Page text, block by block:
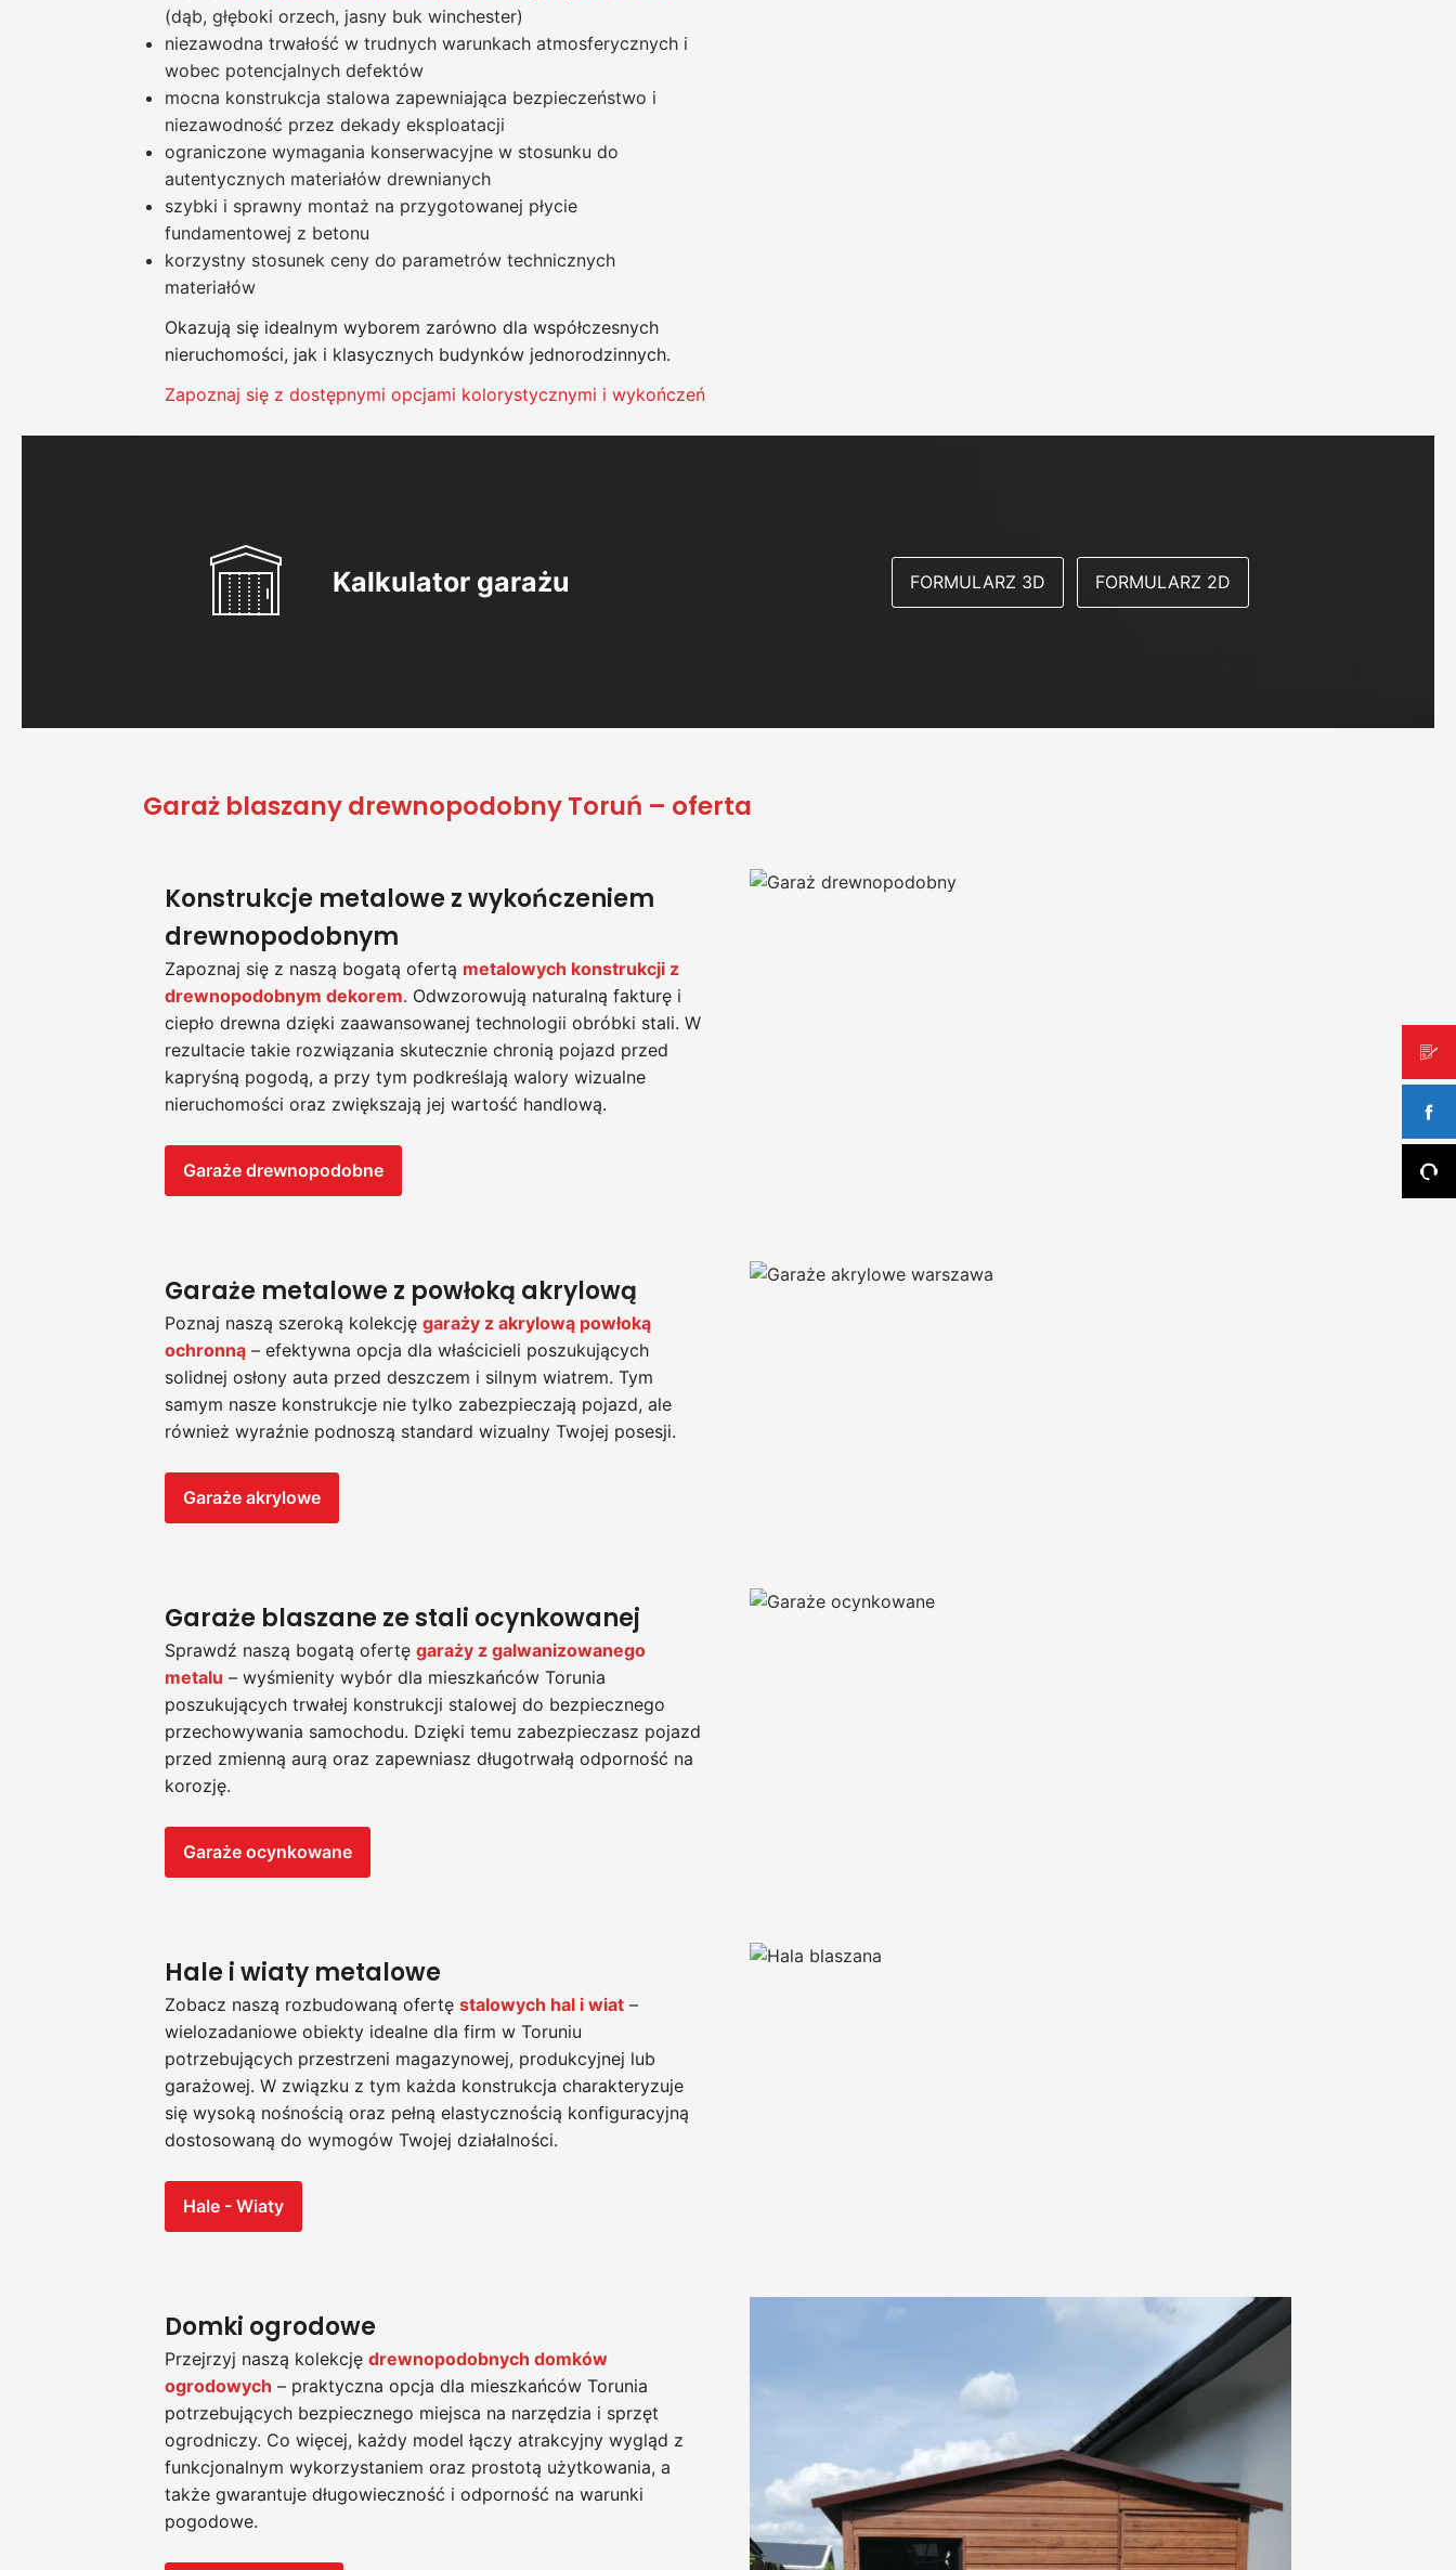
(dąb, głęboki orzech, jasny buk winchester)
niezawodna trwałość w trudnych warunkach atmosferycznych i
wobec potencjalnych defektów
mocna konstrukcja stalowa zapewniająca bezpieczeństwo i
niezawodność przez dekady eksploatacji
ograniczone wymagania konserwacyjne w stosunku do
autentycznych materiałów drewnianych
szybki i sprawny montaż na przygotowanej płycie
fundamentowej z betonu
korzystny stosunek ceny do parametrów technicznych
materiałów
Okazują się idealnym wyborem zarówno dla współczesnych
nieruchomości, jak i klasycznych budynków jednorodzinnych.
Zapoznaj się z dostępnymi opcjami kolorystycznymi i wykończeń
Kalkulator garażu FORMULARZ 3D FORMULARZ 2D
Garaż blaszany drewnopodobny Toruń – oferta
Konstrukcje metalowe z wykończeniem
drewnopodobnym
Zapoznaj się z naszą bogatą ofertą metalowych konstrukcji z
drewnopodobnym dekorem. Odwzorowują naturalną fakturę i
ciepło drewna dzięki zaawansowanej technologii obróbki stali. W
rezultacie takie rozwiązania skutecznie chronią pojazd przed
kapryśną pogodą, a przy tym podkreślają walory wizualne
nieruchomości oraz zwiększają jej wartość handlową.
Garaże drewnopodobne
Garaże metalowe z powłoką akrylową
Poznaj naszą szeroką kolekcję garaży z akrylową powłoką
ochronną – efektywna opcja dla właścicieli poszukujących
solidnej osłony auta przed deszczem i silnym wiatrem. Tym
samym nasze konstrukcje nie tylko zabezpieczają pojazd, ale
również wyraźnie podnoszą standard wizualny Twojej posesji.
Garaże akrylowe
Garaże blaszane ze stali ocynkowanej
Sprawdź naszą bogatą ofertę garaży z galwanizowanego
metalu – wyśmienity wybór dla mieszkańców Torunia
poszukujących trwałej konstrukcji stalowej do bezpiecznego
przechowywania samochodu. Dzięki temu zabezpieczasz pojazd
przed zmienną aurą oraz zapewniasz długotrwałą odporność na
korozję.
Garaże ocynkowane
Hale i wiaty metalowe
Zobacz naszą rozbudowaną ofertę stalowych hal i wiat –
wielozadaniowe obiekty idealne dla firm w Toruniu
potrzebujących przestrzeni magazynowej, produkcyjnej lub
garażowej. W związku z tym każda konstrukcja charakteryzuje
się wysoką nośnością oraz pełną elastycznością konfiguracyjną
dostosowaną do wymogów Twojej działalności.
Hale - Wiaty
Domki ogrodowe
Przejrzyj naszą kolekcję drewnopodobnych domków
ogrodowych – praktyczna opcja dla mieszkańców Torunia
potrzebujących bezpiecznego miejsca na narzędzia i sprzęt
ogrodniczy. Co więcej, każdy model łączy atrakcyjny wygląd z
funkcjonalnym wykorzystaniem oraz prostotą użytkowania, a
także gwarantuje długowieczność i odporność na warunki
pogodowe.